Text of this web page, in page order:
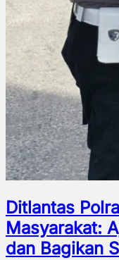
Ditlantas
Masyarakat:
dan Bagikan